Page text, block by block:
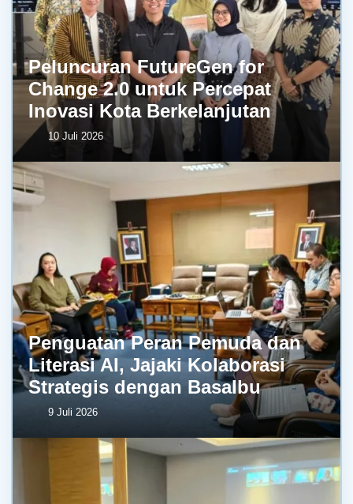
Peluncuran FutureGen for
Change 2.0 untuk Percepat
Inovasi Kota Berkelanjutan
10 Juli 2026
Penguatan Peran Pemuda dan
Literasi AI, Jajaki Kolaborasi
Strategis dengan BasaIbu
9 Juli 2026